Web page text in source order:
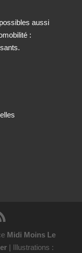
aussi
:
Midi Moins Le
| Illustrations :